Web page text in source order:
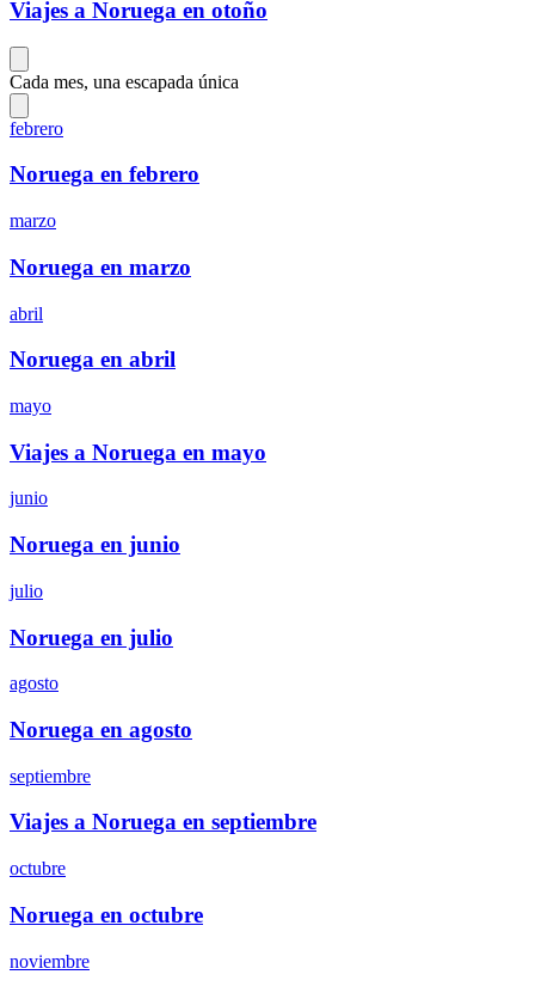
Viajes a Noruega en otoño
Cada mes, una escapada única
febrero
Noruega en febrero
marzo
Noruega en marzo
abril
Noruega en abril
mayo
Viajes a Noruega en mayo
junio
Noruega en junio
julio
Noruega en julio
agosto
Noruega en agosto
septiembre
Viajes a Noruega en septiembre
octubre
Noruega en octubre
noviembre